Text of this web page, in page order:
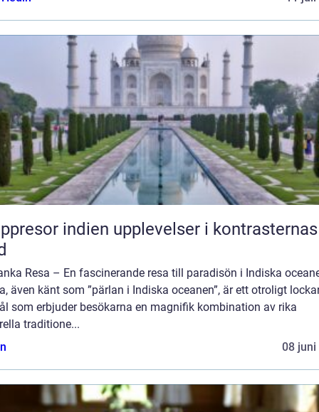
indien upplevelser i kontrasternas
Resa – En fascinerande resa till paradisön i Indiska
även känt som ”pärlan i Indiska oceanen”, är ett otroligt
som erbjuder besökarna en magnifik kombination av rika
traditione...
08 juni